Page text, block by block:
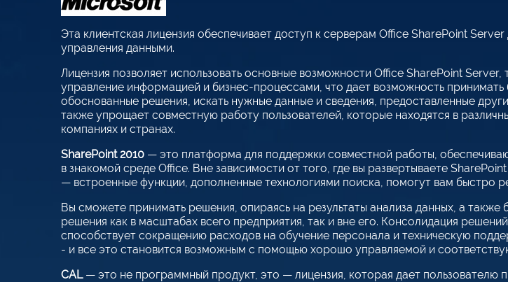
Эта клиентская лицензия обеспечивает доступ к серверам Office SharePoint Server
управления данными.
Лицензия позволяет использовать основные возможности Office SharePoint Server,
управление информацией и бизнес-процессами, что дает возможность принимать
обоснованные решения, искать нужные данные и сведения, предоставленные
также упрощает совместную работу пользователей, которые находятся в
компаниях и странах.
SharePoint 2010 — это платформа для поддержки совместной работы,
в знакомой среде Office. Вне зависимости от того, где вы развертываете
— встроенные функции, дополненные технологиями поиска, помогут вам быстро
Вы сможете принимать решения, опираясь на результаты анализа данных, а
решения как в масштабах всего предприятия, так и вне его. Консолидация
способствует сокращению расходов на обучение персонала и техническую
- и все это становится возможным с помощью хорошо управляемой и
CAL— это не программный продукт, это — лицензия, которая дает пользователю